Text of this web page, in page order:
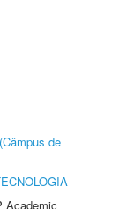
de
Academic